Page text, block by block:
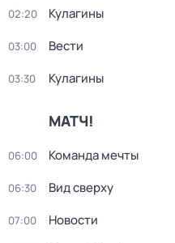
02:20 Кулагины
03:00 Вести
03:30 Кулагины
МАТЧ!
06:00 Команда мечты
06:30 Вид сверху
07:00 Новости